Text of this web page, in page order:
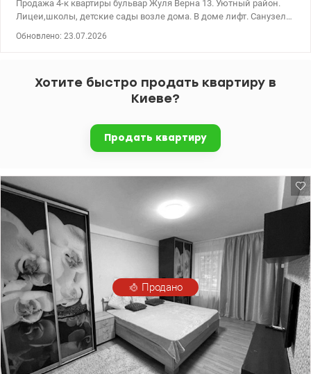
Продажа 4-к квартиры бульвар Жуля Верна 13. Уютный район.
Лицеи,школы, детские сады возле дома. В доме лифт. Санузел
Обновлено: 23.07.2026
Хотите быстро продать квартиру в
Киеве?
Продать квартиру
Продано